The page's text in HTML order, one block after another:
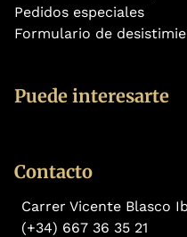
Pedidos especiales
Formulario de
Puede interesarte
Contacto
Carrer Vicente Blasco
(+34) 667 36 35 21